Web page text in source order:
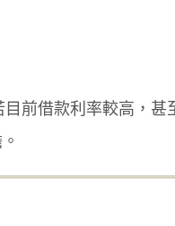
目前借款利率較高，